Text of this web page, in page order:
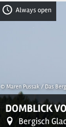
2
Always open
© Maren Pussak / Das
DOMBLICK
Bergisch